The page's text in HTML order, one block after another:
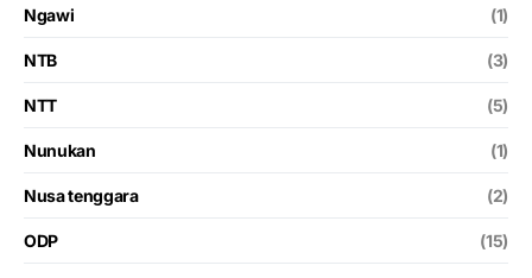
Ngawi (1)
NTB (3)
NTT (5)
Nunukan (1)
Nusa tenggara (2)
ODP (15)